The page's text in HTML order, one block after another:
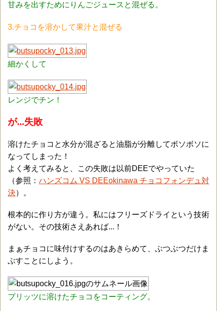
甘みを出すためにりんごジュースと混ぜる。
3.チョコを溶かして果汁と混ぜる
細かくして
レンジでチン！
が...失敗
溶けたチョコと水分が混ざると油脂が分離してボソボソに
なってしまった！
よく考えてみると、この失敗は以前DEEでやっていた
（参照： ハンズコム VS DEEokinawa チョコフォンデュ対
決）。
根本的に作り方が違う。私にはフリーズドライという技術
がない。その技術さえあれば...！
まぁチョコに味付けするのはあきらめて、ぶつぶつだけま
ぶすことにしよう。
プリッツに溶けたチョコをコーティング。